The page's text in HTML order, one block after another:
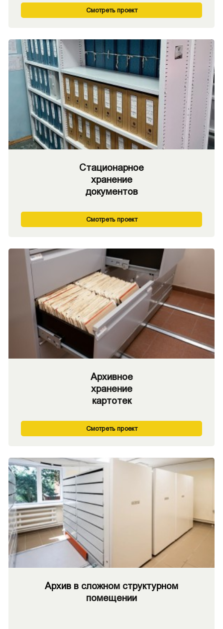
Смотреть проект
Стационарное
хранение
документов
Смотреть проект
Архивное
хранение
картотек
Смотреть проект
Архив в сложном структурном
помещении